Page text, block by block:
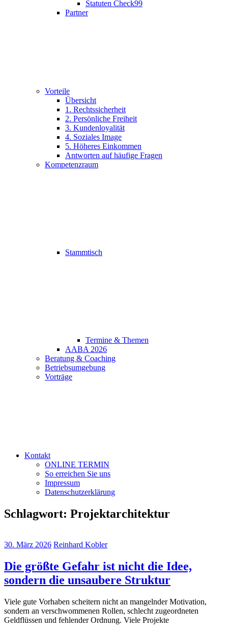
Statuten Check99
Partner
Vorteile
Übersicht
1. Rechtssicherheit
2. Persönliche Freiheit
3. Kundenloyalität
4. Soziales Image
5. Höheres Einkommen
Antworten auf häufige Fragen
Kompetenzraum
Stammtisch
Termine & Themen
AABA 2026
Beratung & Coaching
Betriebsumgebung
Vorträge
Kontakt
ONLINE TERMIN
So erreichen Sie uns
Impressum
Datenschutzerklärung
Schlagwort: Projektarchitektur
30. März 2026 Reinhard Kobler
Die größte Gefahr ist nicht die Idee,
sondern die unsaubere Struktur
Viele gute Vorhaben scheitern nicht an mangelnder Motivation,
sondern an verschwommenen Rollen, schlecht zugeordneten
Geldflüssen und fehlender Ordnung. Viele Projekte